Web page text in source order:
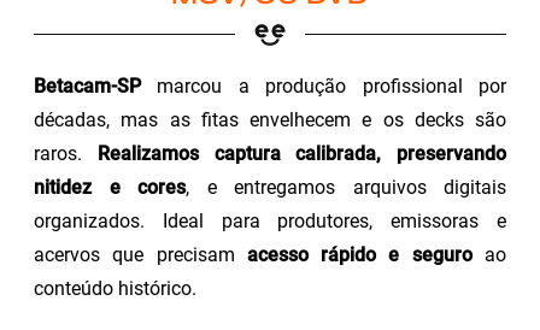
Betacam-SPmarcou a produção profissional por
décadas, mas as fitas envelhecem e os decks são
raros.
Realizamos captura calibrada, preservando
nitidez e cores, e entregamos arquivos digitais
organizados. Ideal para produtores, emissoras e
acervos que precisam acesso rápido e seguroao
conteúdo histórico.